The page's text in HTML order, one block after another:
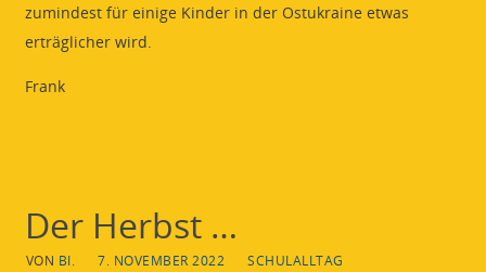
zumindest für einige Kinder in der Ostukraine etwas
erträglicher wird.
Frank
Der Herbst …
VON BI. 7. NOVEMBER 2022 SCHULALLTAG